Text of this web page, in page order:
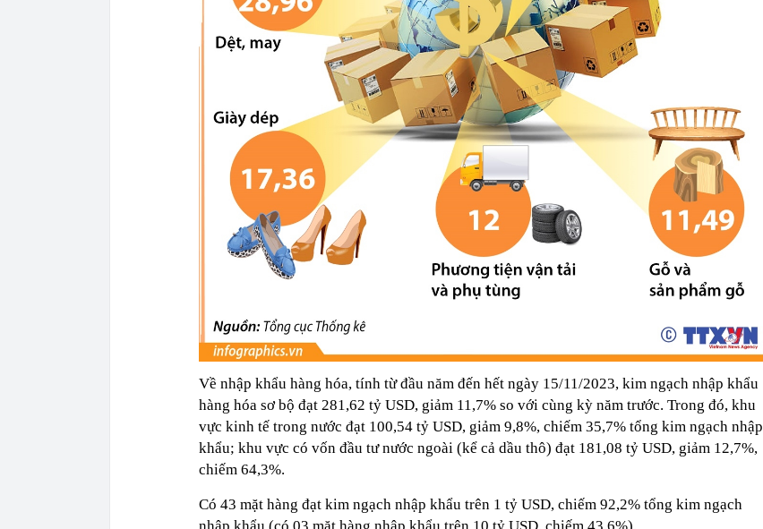
Về nhập khẩu hàng hóa, tính từ đầu năm đến hết ngày 15/11/2023, kim ngạch nhập khẩu
hàng hóa sơ bộ đạt 281,62 tỷ USD, giảm 11,7% so với cùng kỳ năm trước. Trong đó, khu
vực kinh tế trong nước đạt 100,54 tỷ USD, giảm 9,8%, chiếm 35,7% tổng kim ngạch nhập
khẩu; khu vực có vốn đầu tư nước ngoài (kể cả dầu thô) đạt 181,08 tỷ USD, giảm 12,7%,
chiếm 64,3%.
Có 43 mặt hàng đạt kim ngạch nhập khẩu trên 1 tỷ USD, chiếm 92,2% tổng kim ngạch
nhập khẩu (có 03 mặt hàng nhập khẩu trên 10 tỷ USD, chiếm 43,6%).